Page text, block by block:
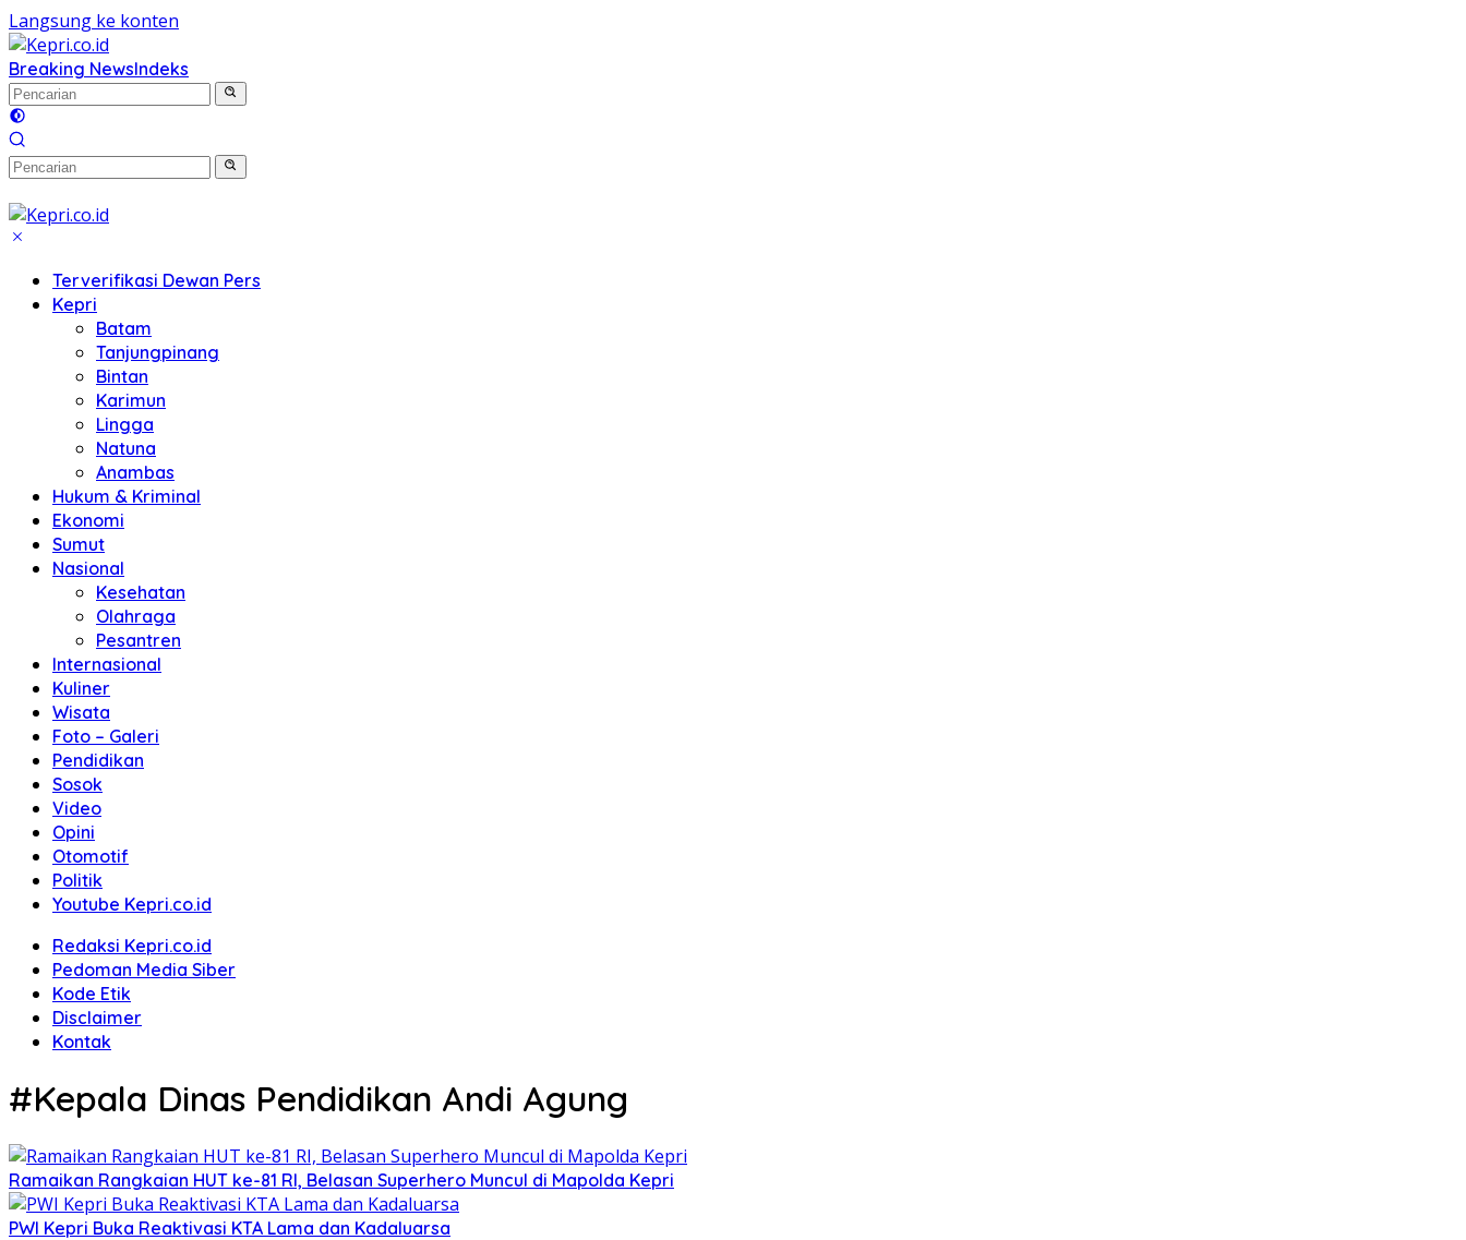
Langsung ke konten
Breaking NewsIndeks
Terverifikasi Dewan Pers
Kepri
Batam
Tanjungpinang
Bintan
Karimun
Lingga
Natuna
Anambas
Hukum & Kriminal
Ekonomi
Sumut
Nasional
Kesehatan
Olahraga
Pesantren
Internasional
Kuliner
Wisata
Foto – Galeri
Pendidikan
Sosok
Video
Opini
Otomotif
Politik
Youtube Kepri.co.id
Redaksi Kepri.co.id
Pedoman Media Siber
Kode Etik
Disclaimer
Kontak
#Kepala Dinas Pendidikan Andi Agung
Ramaikan Rangkaian HUT ke-81 RI, Belasan Superhero Muncul di Mapolda Kepri
PWI Kepri Buka Reaktivasi KTA Lama dan Kadaluarsa